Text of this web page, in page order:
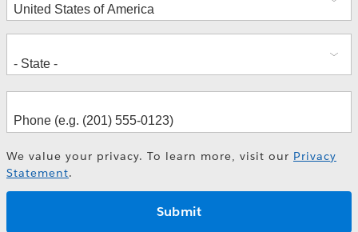
We value your privacy. To learn more, visit our Privacy
Statement.